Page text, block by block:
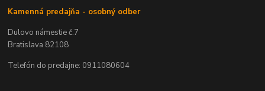
Kamenná predajňa - osobný odber
Dulovo námestie č.7
Bratislava 82108
Telefón do predajne: 0911080604